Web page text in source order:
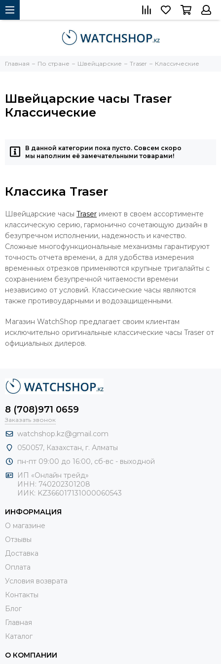
Главная По стране Швейцарские Traser Классические
Швейцарские часы Traser
Классические
В данной категории пока пусто. Совсем скоро
мы наполним её замечательными товарами!
Классика Traser
Швейцарские часы Traser имеют в своем ассортименте
классическую серию, гармонично сочетающую дизайн в
безупречном исполнении, надежность и качество.
Сложные многофункциональные механизмы гарантируют
точность отчета времени, а для удобства измерения
временных отрезков применяются крупные тригалайты с
сохранением безупречной читаемости времени
независимо от условий. Классические часы являются
также противоударными и водозащищенными.
Магазин WatchShop предлагает своим клиентам
исключительно оригинальные классические часы Traser от
официальных дилеров.
8 (708)971 0659
Заказать звонок
watchshop.kz@gmail.com
050057, Казахстан, г. Алматы
пн-пт 09:00 до 16:00, сб-вс - выходной
ИП «Онлайн трейд»
ИНН: 740202301208
ИИК: KZ366017131000060543
ИНФОРМАЦИЯ
О магазине
Отзывы
Доставка
Оплата
Условия возврата
Контакты
Блог
Главная
Каталог
О КОМПАНИИ